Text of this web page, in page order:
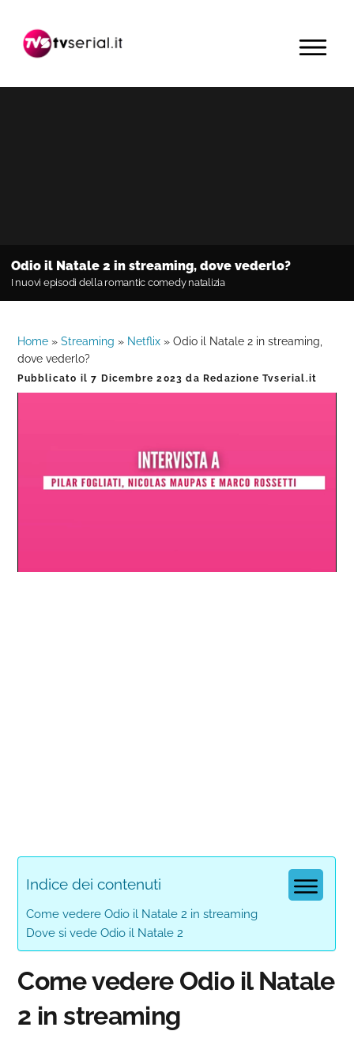
navigazione
contenuto
barra
primaria
MENU
Odio il Natale 2 in streaming, dove vederlo?
I nuovi episodi della romantic comedy natalizia
Home »Streaming » Netflix »Odio il Natale 2 in streaming,
dove vederlo?
Pubblicato il7 Dicembre 2023 da Redazione Tvserial.it
0%
0%
Indice dei contenuti
Come vedere Odio il Natale 2 in streaming
Dove si vede Odio il Natale 2
Come vedere Odio il Natale
2 in streaming